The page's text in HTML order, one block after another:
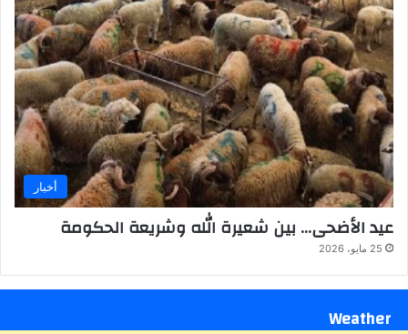
أخبار
عيد الأضحى… بين شعيرة الله وشريعة الحكومة
25 مايو، 2026
Weather